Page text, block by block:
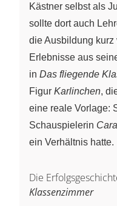
Kästner selbst als
sollte dort auch
die Ausbildung
Erlebnisse aus
in Das fliegende
Figur Karlinchen,
eine reale Vorlage:
Schauspielerin
ein Verhältnis hatte.
Die
Klassenzimmer